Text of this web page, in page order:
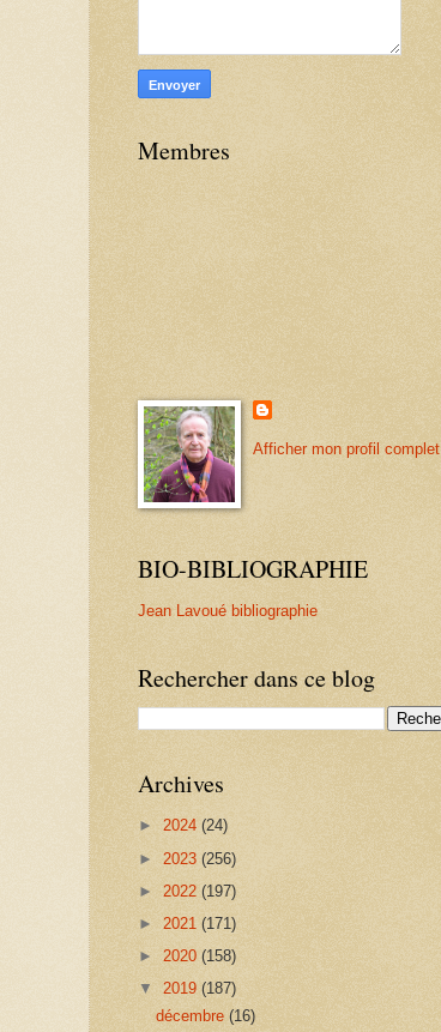
Membres
Afficher mon profil complet
BIO-BIBLIOGRAPHIE
Jean Lavoué bibliographie
Rechercher dans ce blog
Archives
► 2024 (24)
► 2023 (256)
► 2022 (197)
► 2021 (171)
► 2020 (158)
▼ 2019 (187)
décembre(16)